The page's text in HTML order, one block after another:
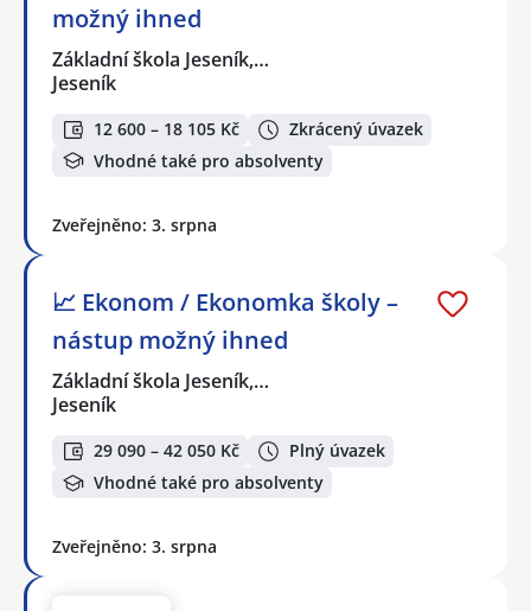
možný ihned
Základní škola Jeseník,…
Jeseník
12 600 – 18 105 Kč
Zkrácený úvazek
Vhodné také pro absolventy
Zveřejněno: 3. srpna
📈 Ekonom / Ekonomka školy –
nástup možný ihned
Základní škola Jeseník,…
Jeseník
29 090 – 42 050 Kč
Plný úvazek
Vhodné také pro absolventy
Zveřejněno: 3. srpna